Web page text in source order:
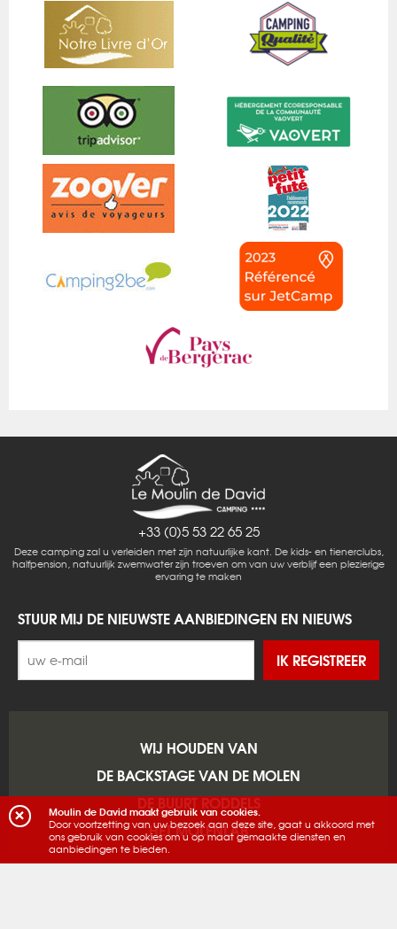
+33 (0)5 53 22 65 25
Deze camping zal u verleiden met zijn natuurlijke kant. De kids- en tienerclubs,
halfpension, natuurlijk zwemwater zijn troeven om van uw verblijf een plezierige
ervaring te maken
STUUR MIJ DE NIEUWSTE AANBIEDINGEN EN NIEUWS
IK REGISTREER
WIJ HOUDEN VAN
DE BACKSTAGE VAN DE MOLEN
DE BUURT RODDELS
HET MOLENLAB
Moulin de David maakt gebruik van cookies.
Door voortzetting van uw bezoek aan deze site, gaat u akkoord met
ons gebruik van cookies om u op maat gemaakte diensten en
aanbiedingen te bieden.